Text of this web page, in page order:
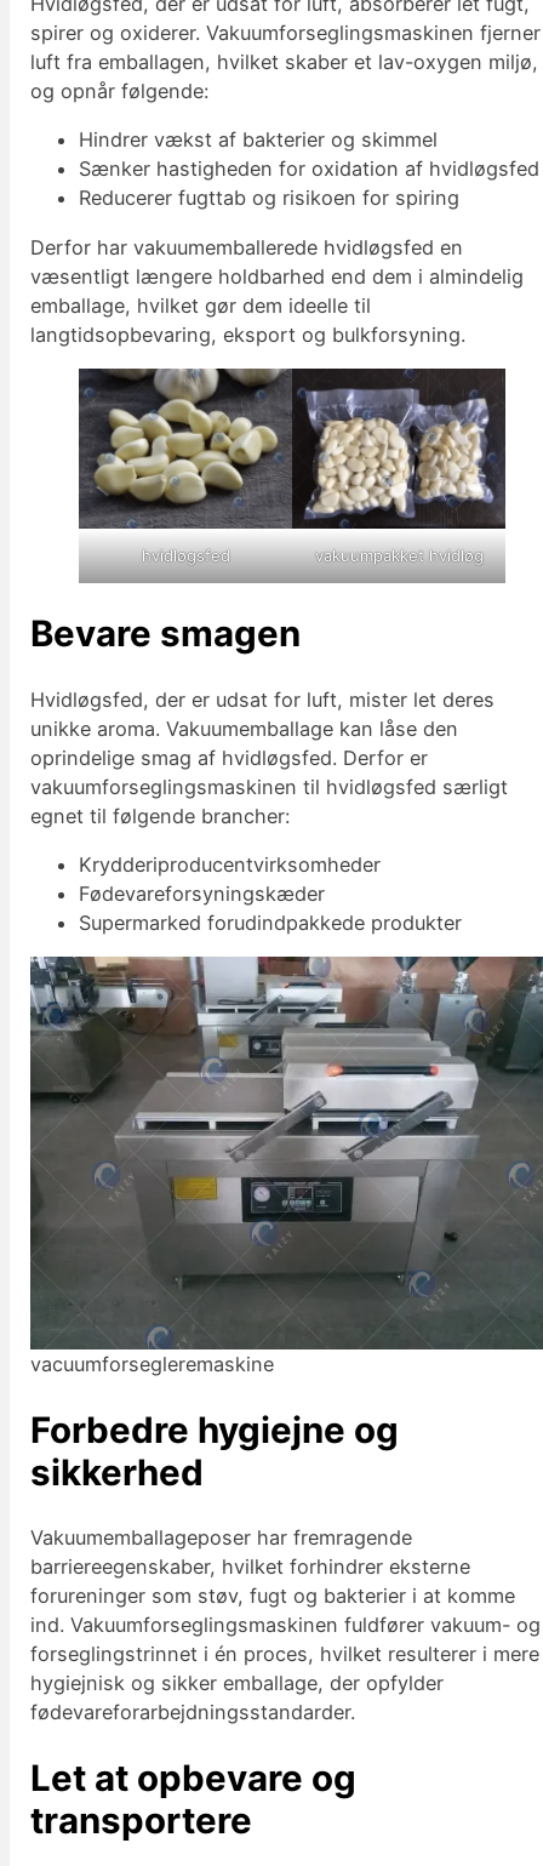
spirer og oxiderer. Vakuumforseglingsmaskinen fjerner
luft fra emballagen, hvilket skaber et lav-oxygen miljø,
og opnår følgende:
Hindrer vækst af bakterier og skimmel
Sænker hastigheden for oxidation af hvidløgsfed
Reducerer fugttab og risikoen for spiring
Derfor har vakuumemballerede hvidløgsfed en
væsentligt længere holdbarhed end dem i almindelig
emballage, hvilket gør dem ideelle til
langtidsopbevaring, eksport og bulkforsyning.
hvidløgsfed vakuumpakket hvidløg
Bevare smagen
Hvidløgsfed, der er udsat for luft, mister let deres
unikke aroma. Vakuumemballage kan låse den
oprindelige smag af hvidløgsfed. Derfor er
vakuumforseglingsmaskinen til hvidløgsfed særligt
egnet til følgende brancher:
Krydderiproducentvirksomheder
Fødevareforsyningskæder
Supermarked forudindpakkede produkter
vacuumforsegleremaskine
Forbedre hygiejne og
sikkerhed
Vakuumemballageposer har fremragende
barriereegenskaber, hvilket forhindrer eksterne
forureninger som støv, fugt og bakterier i at komme
ind. Vakuumforseglingsmaskinen fuldfører vakuum- og
forseglingstrinnet i én proces, hvilket resulterer i mere
hygiejnisk og sikker emballage, der opfylder
fødevareforarbejdningsstandarder.
Let at opbevare og
transportere